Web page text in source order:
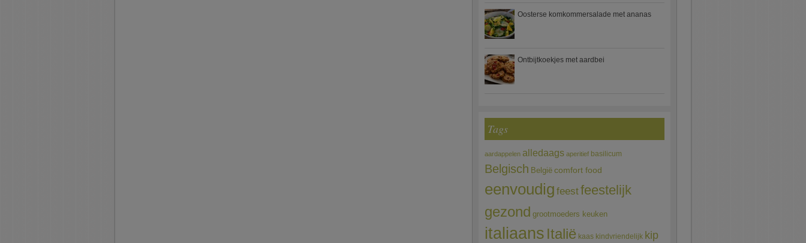
Oosterse komkommersalade met ananas
Ontbijtkoekjes met aardbei
Tags
aardappelen alledaags aperitief basilicum
Belgisch België comfort food
eenvoudig feestfeestelijk
gezond grootmoeders keuken
italiaans Italië kaas kindvriendelijk kip